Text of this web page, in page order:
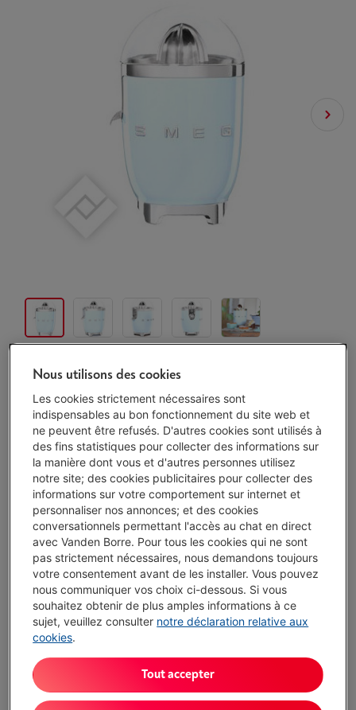
Protégez votre appareil avec nos services
de garantie avec Smart Repair € 20,00
2 ansde garantie Toujours inclus
Livré demain- Voir le stock
€ 169,00
Ou payer par mois -Simulation
Attention, emprunter de l'argent coûte aussi de l'argent.
Moins de 5 en stock, commandez vite !
J'achète
Comparer
Nous utilisons des cookies
Les cookies strictement nécessaires sont
indispensables au bon fonctionnement du site web et
ne peuvent être refusés. D'autres cookies sont utilisés à
des fins statistiques pour collecter des informations sur
la manière dont vous et d'autres personnes utilisez
notre site; des cookies publicitaires pour collecter des
informations sur votre comportement sur internet et
personnaliser nos annonces; et des cookies
conversationnels permettant l'accès au chat en direct
avec Vanden Borre. Pour tous les cookies qui ne sont
pas strictement nécessaires, nous demandons toujours
votre consentement avant de les installer. Vous pouvez
nous communiquer vos choix ci-dessous. Si vous
souhaitez obtenir de plus amples informations à ce
sujet, veuillez consulter notre déclaration relative aux
cookies.
Tout accepter